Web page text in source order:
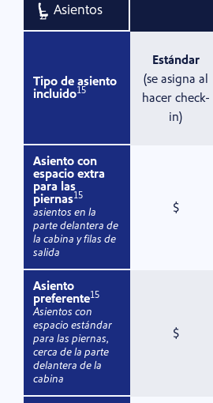
Asientos
Tipo de asiento
incluido15
Estándar
(se asigna al
hacer check-
in)
Asiento con
espacio extra
para las
piernas15
asientos en la
parte delantera de
la cabina y filas de
salida
$Con
Asiento
preferente15
Asientos con
espacio estándar
para las piernas,
cerca de la parte
delantera de la
cabina
$Con